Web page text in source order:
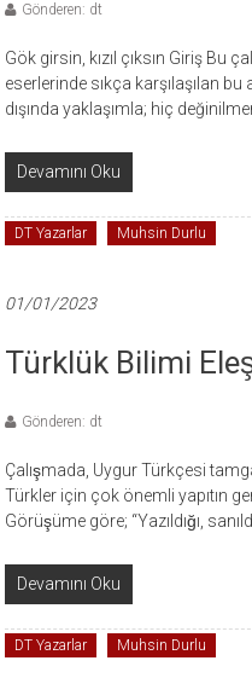
Gönderen: dt
Gök girsin, kızıl çıksın Giriş Bu
eserlerinde sıkça karşılaşılan
dışında yaklaşımla; hiç
Devamını Oku
DT Yazarlar Muhsin Durlu
01/01/2023
Türklük Bilimi
Gönderen: dt
Çalışmada, Uygur Türkçesi
Türkler için çok önemli yapıtın
Görüşüme göre; “Yazıldığı,
Devamını Oku
DT Yazarlar Muhsin Durlu